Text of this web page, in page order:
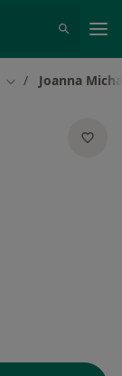
Zmień miasto
Joanna